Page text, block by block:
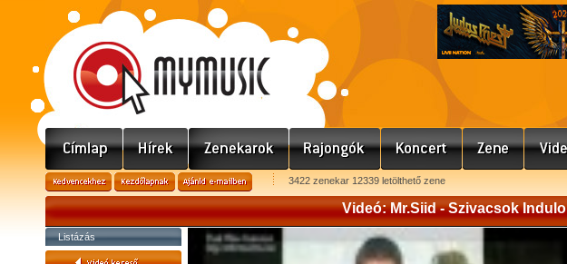
3422 zenekar 12339 letölthető zene
Videó: Mr.Siid - Szivacsok Indulo
Listázás